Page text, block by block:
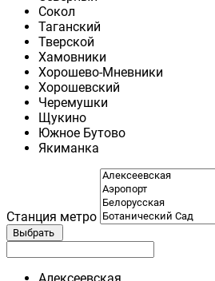
Сокол
Таганский
Тверской
Хамовники
Хорошево-Мневники
Хорошевский
Черемушки
Щукино
Южное Бутово
Якиманка
Станция метро
Выбрать